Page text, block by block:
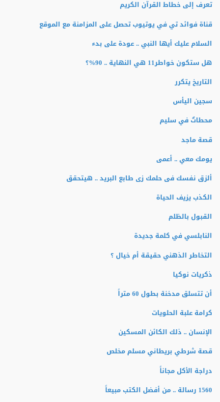
تعرف إلى خطاط القرآن الكريم
قناة فوائد تي في يوتيوب تحصل على المزامنة مع الموقع
السلام عليك أيها النبي .. عودة على بدء
هل ستكون خواطر11 هي النهاية .. 90%؟
التاريخ يتكرر
سجين اليأس
محطاتٌ في سليم
قصة ماجد
يومك معي .. أعمى
ألزق نفسك فى حلمك زى طابع البريد .. هيتحقق
الكذب يزيف الحياة
القبول بالظلم
النابلسي في كلمة جديدة
التخاطر الذهني حقيقة أم خيال ؟
ذكريات نوكيا
أن تتسلق مدخنة بطول 60 متراً
كرامة علبة الحلويات
الإنسان .. ذلك الكائن المسكين
قصة شرطي بريطاني مسلم مخلص
دراجة الأكل مجاناً
1560 رسالة .. من أفضل الكتب مبيعاً